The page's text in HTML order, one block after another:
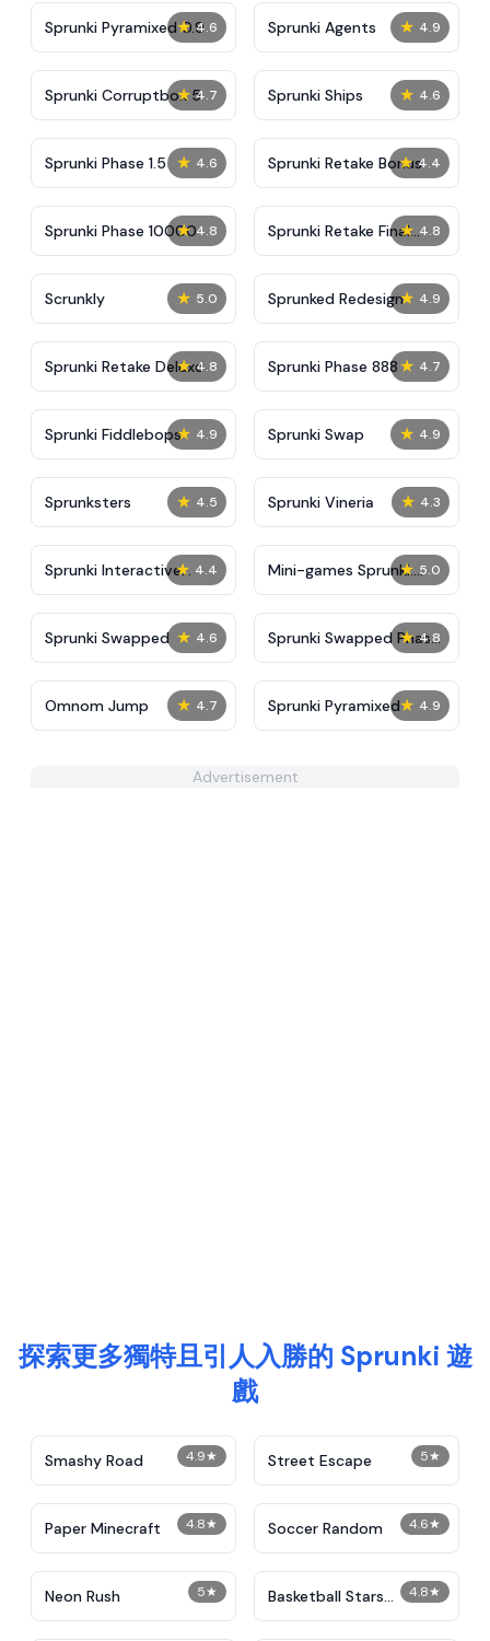
★ 4.6
Sprunki Pyramixed 0.9 ★ 4.9
Sprunki Agents
★ 4.7
Sprunki Corruptbox 5 ★ 4.6
Sprunki Ships
★ 4.6
Sprunki Phase 1.5 ★ 4.4
Sprunki Retake Bonus
★ 4.8
Sprunki Phase 10000 ★ 4.8
Sprunki Retake Final
Update
★ 5.0
Scrunkly ★ 4.9
Sprunked Redesign
★ 4.8
Sprunki Retake Deluxe ★ 4.7
Sprunki Phase 888
★ 4.9
Sprunki Fiddlebops ★ 4.9
Sprunki Swap
★ 4.5
Sprunksters ★ 4.3
Sprunki Vineria
★ 4.4
Sprunki Interactive
Tunner
★ 5.0
Mini-games Sprunki:
Sounds & Relaxation
★ 4.6
Sprunki Swapped ★ 4.8
Sprunki Swapped Phase
7
★ 4.7
Omnom Jump ★ 4.9
Sprunki Pyramixed
Advertisement
探索更多獨特且引人入勝的 Sprunki 遊
戲
4.9★
Smashy Road 5★
Street Escape
4.8★
Paper Minecraft 4.6★
Soccer Random
5★
Neon Rush 4.8★
Basketball Stars
Unblocked